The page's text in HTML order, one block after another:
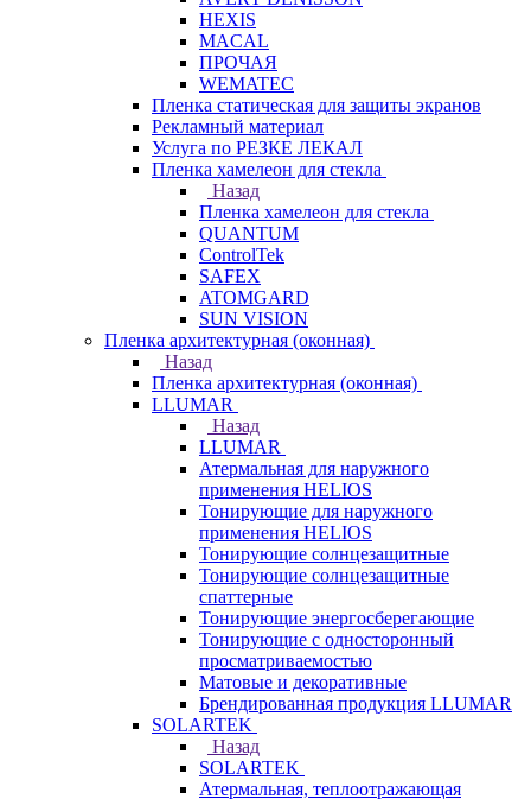
HEXIS
MACAL
ПРОЧАЯ
WEMATEC
Пленка статическая для защиты экранов
Рекламный материал
Услуга по РЕЗКЕ ЛЕКАЛ
Пленка хамелеон для стекла
Назад
Пленка хамелеон для стекла
QUANTUM
ControlTek
SAFEX
ATOMGARD
SUN VISION
Пленка архитектурная (оконная)
Назад
Пленка архитектурная (оконная)
LLUMAR
Назад
LLUMAR
Атермальная для наружного
применения HELIOS
Тонирующие для наружного
применения HELIOS
Тонирующие солнцезащитные
Тонирующие солнцезащитные
спаттерные
Тонирующие энергосберегающие
Тонирующие с односторонный
просматриваемостью
Матовые и декоративные
Брендированная продукция LLUMAR
SOLARTEK
Назад
SOLARTEK
Атермальная, теплоотражающая